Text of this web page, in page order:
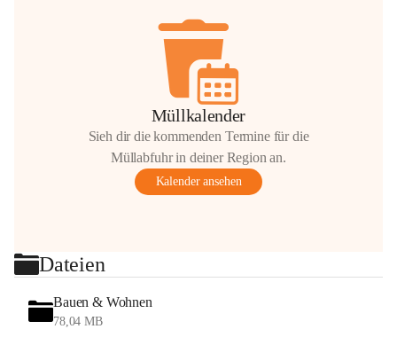
Müllkalender
Sieh dir die kommenden Termine für die
Müllabfuhr in deiner Region an.
Kalender ansehen
Dateien
Bauen & Wohnen
78,04 MB